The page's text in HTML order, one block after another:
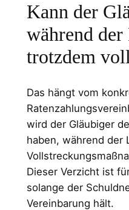
Kann der
während der
trotzdem
Das hängt vom
wird der Gläubiger
haben, während der
Dieser Verzicht ist
solange der
Vereinbarung hält.